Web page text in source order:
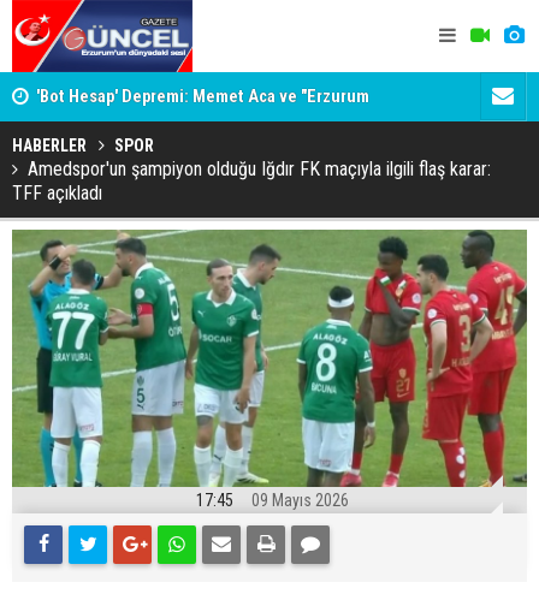
'Bot Hesap' Depremi: Memet Aca ve "Erzurum
Cumhuriyeti" İddiaları Gündemde
Bala
HABERLER SPOR
Amedspor'un şampiyon olduğu Iğdır FK maçıyla ilgili flaş karar:
TFF açıkladı
17:45 09 Mayıs 2026